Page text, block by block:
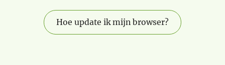
Hoe update ik mijn browser?